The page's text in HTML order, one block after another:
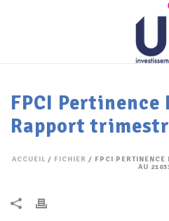
FPCI Pertinence
Rapport
ACCUEIL / FICHIER / FPCI PERTINENCE
AU